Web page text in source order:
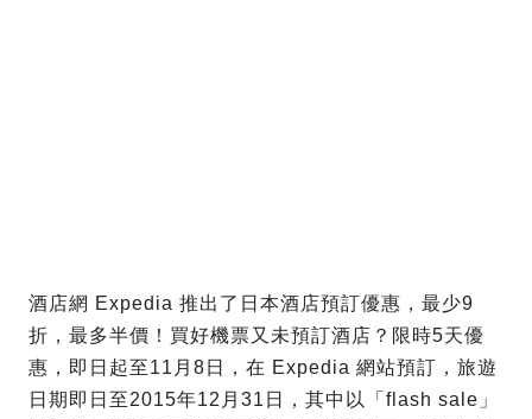
酒店網 Expedia 推出了日本酒店預訂優惠，最少9
折，最多半價！買好機票又未預訂酒店？限時5天優
惠，即日起至11月8日，在 Expedia 網站預訂，旅遊
日期即日至2015年12月31日，其中以「flash sale」